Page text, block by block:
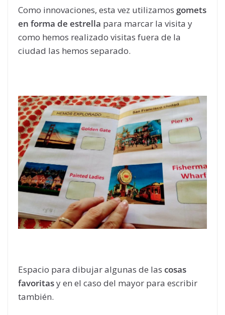
Como innovaciones, esta vez utilizamos gomets
en forma de estrella para marcar la visita y
como hemos realizado visitas fuera de la
ciudad las hemos separado.
Espacio para dibujar algunas de las cosas
favoritasy en el caso del mayor para escribir
también.